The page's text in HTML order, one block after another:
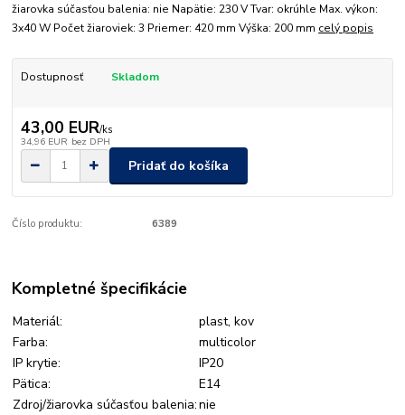
žiarovka súčasťou balenia: nie Napätie: 230 V Tvar: okrúhle Max. výkon:
3x40 W Počet žiaroviek: 3 Priemer: 420 mm Výška: 200 mm celý popis
Dostupnosť Skladom
43,00 EUR/ks
34,96 EUR bez DPH
Pridať do košíka
Číslo produktu: 6389
Kompletné špecifikácie
Materiál:
plast, kov
Farba:
multicolor
IP krytie:
IP20
Pätica:
E14
Zdroj/žiarovka súčasťou balenia:nie